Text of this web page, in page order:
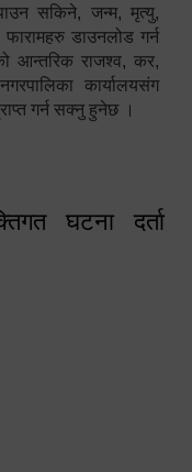
सकिने, जन्म, मृत्यु,
फारामहरु डाउनलोड गर्न
आन्तरिक राजश्व, कर,
कार्यालयसंग
गर्न सक्नु हुनेछ ।
घटना दर्ता